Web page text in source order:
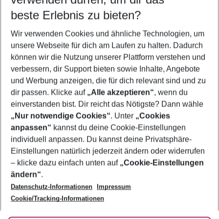
5-8 Nächte
2 Erwachsene Keine Kinder
Mehr Filter anzeigen
Footer
Footer navigation
Über uns
AGB
Bestpreisgarantie
Cookie-Einstellungen ändern
Cookie-Richtlinie
Agenturbetreuung
Barrierefreies Reisen
Folge uns
beste Erlebnis zu bieten?
Wir verwenden Cookies und ähnliche Technologien, um
unsere Webseite für dich am Laufen zu halten. Dadurch
können wir die Nutzung unserer Plattform verstehen und
verbessern, dir Support bieten sowie Inhalte, Angebote
und Werbung anzeigen, die für dich relevant sind und zu
dir passen. Klicke auf „Alle akzeptieren“, wenn du
einverstanden bist. Dir reicht das Nötigste? Dann wähle
„Nur notwendige Cookies“. Unter „Cookies
anpassen“ kannst du deine Cookie-Einstellungen
individuell anpassen. Du kannst deine Privatsphäre-
Einstellungen natürlich jederzeit ändern oder widerrufen
– klicke dazu einfach unten auf „Cookie-Einstellungen
ändern“.
Datenschutz-Informationen
Impressum
Cookie/Tracking-Informationen